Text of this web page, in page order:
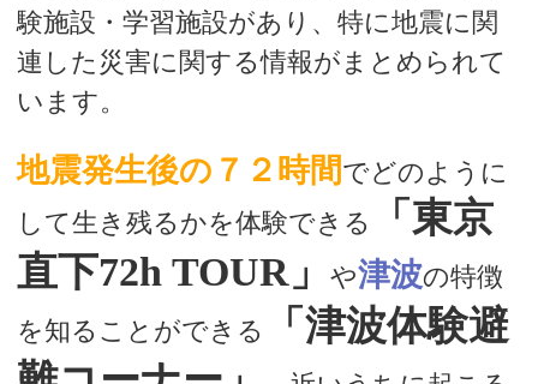
験施設・学習施設があり、特に地震に関
連した災害に関する情報がまとめられて
います。
地震発生後の７２時間 でどのように
して生き残るかを体験できる
「東京
直下72h TOUR」
や津波の特徴
を知ることができる
「津波体験避